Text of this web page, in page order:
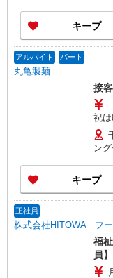
キープ
アルバイト パート
丸亀製麺
接
祝
ン
キープ
正社員
株式会社HITOWA フ
福
員】